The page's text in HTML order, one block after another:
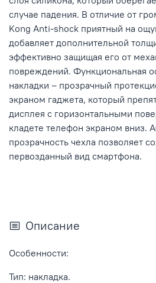
случае падения. В отличие от
Kong Anti-shock приятный на
добавляет дополнительной
эффективно защищая его от
повреждений. Функциональная
накладки – прозрачный
экраном гаджета, который
дисплея с горизонтальными
кладете телефон экраном вниз.
прозрачность чехла позволяет
первозданный вид смартфона.
Описание
Особенности:
Тип: накладка.